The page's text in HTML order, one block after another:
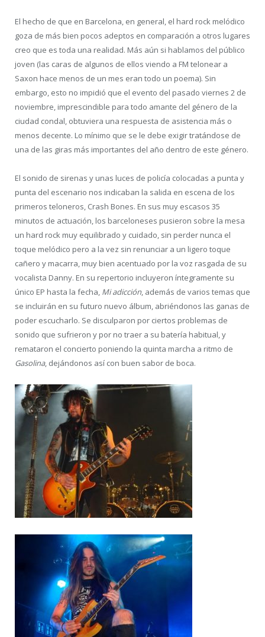
El hecho de que en Barcelona, en general, el hard rock melódico
goza de más bien pocos adeptos en comparación a otros lugares
creo que es toda una realidad. Más aún si hablamos del público
joven (las caras de algunos de ellos viendo a FM telonear a
Saxon hace menos de un mes eran todo un poema). Sin
embargo, esto no impidió que el evento del pasado viernes 2 de
noviembre, imprescindible para todo amante del género de la
ciudad condal, obtuviera una respuesta de asistencia más o
menos decente. Lo mínimo que se le debe exigir tratándose de
una de las giras más importantes del año dentro de este género.
El sonido de sirenas y unas luces de policía colocadas a punta y
punta del escenario nos indicaban la salida en escena de los
primeros teloneros, Crash Bones. En sus muy escasos 35
minutos de actuación, los barceloneses pusieron sobre la mesa
un hard rock muy equilibrado y cuidado, sin perder nunca el
toque melódico pero a la vez sin renunciar a un ligero toque
cañero y macarra, muy bien acentuado por la voz rasgada de su
vocalista Danny. En su repertorio incluyeron íntegramente su
único EP hasta la fecha, Mi adicción, además de varios temas que
se incluirán en su futuro nuevo álbum, abriéndonos las ganas de
poder escucharlo. Se disculparon por ciertos problemas de
sonido que sufrieron y por no traer a su batería habitual, y
remataron el concierto poniendo la quinta marcha a ritmo de
Gasolina, dejándonos así con buen sabor de boca.